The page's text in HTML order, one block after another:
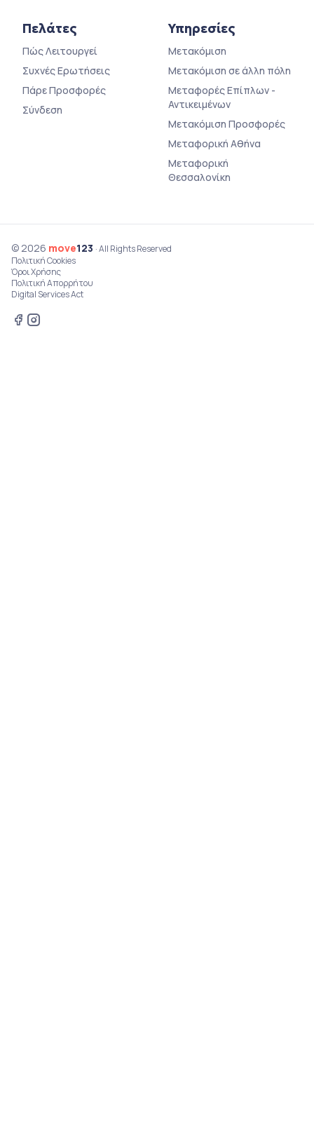
Πελάτες
Πώς Λειτουργεί
Συχνές Ερωτήσεις
Πάρε Προσφορές
Σύνδεση
Υπηρεσίες
Μετακόμιση
Μετακόμιση σε άλλη πόλη
Μεταφορές Επίπλων -
Αντικειμένων
Μετακόμιση Προσφορές
Μεταφορική Αθήνα
Μεταφορική
Θεσσαλονίκη
© 2026 move123 · All Rights Reserved
Πολιτική Cookies
Όροι Χρήσης
Πολιτική Απορρήτου
Digital Services Act